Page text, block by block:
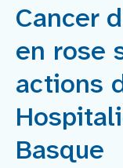
Projets à
Nos réalisations
Mécènes
Cancer
en rose
actions
Basque